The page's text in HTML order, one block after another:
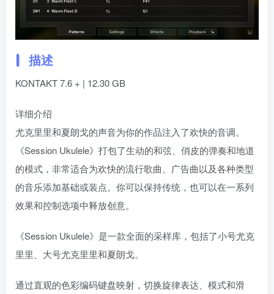
描述
KONTAKT 7.6 + | 12.30 GB
详细介绍
尤克里里和夏朗戈的声音为你的作品注入了欢快的音调。
《Session Ukulele》打包了生动的和弦、俏皮的弹奏和地道
的模式，非常适合为欢快的流行歌曲、广告曲以及各种类型
的音乐添加基础或装点。你可以保持传统，也可以在一系列
效果和控制选项中释放创意。
《Session Ukulele》是一款全面的采样库，包括了小号尤克
里里、大号尤克里里和夏朗戈。
通过直观的色彩编码键盘映射，切换旋律表达、模式和滑